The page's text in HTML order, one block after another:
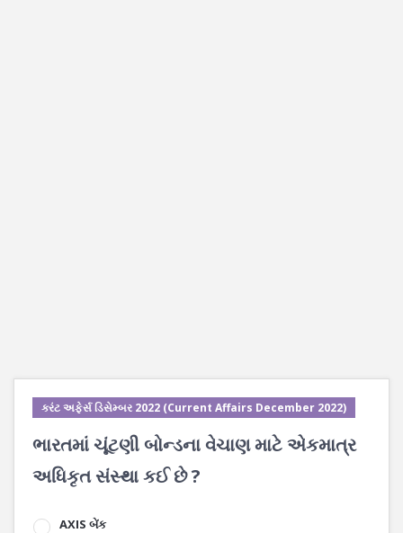
કરંટ અફેર્સ ડિસેમ્બર 2022 (Current Affairs December 2022)
ભારતમાં ચૂંટણી બોન્ડના વેચાણ માટે એકમાત્ર
અધિકૃત સંસ્થા કઈ છે ?
AXIS બેંક